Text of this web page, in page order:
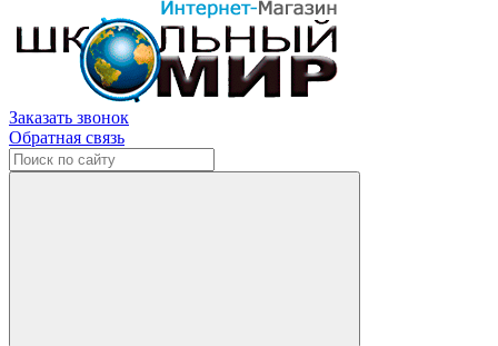
Заказать звонок
Обратная связь